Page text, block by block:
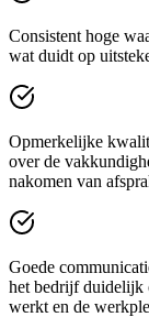
Consistent hoge
wat duidt op
Opmerkelijke
over de
nakomen van
Goede
het bedrijf duidelijk
werkt en de